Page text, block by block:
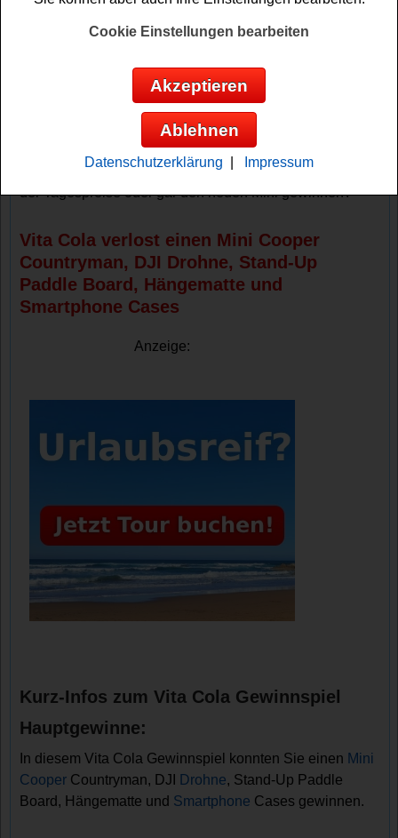
auf vitacola-sommer.de einen Code eingeben. Die
Codes finden Sie in den Deckeln der teilnehmenden und
gekennzeichneten Aktionsflaschen Vita Cola Original,
Pur und Zuckerfrei, Vita Orange, Exotic, Caribic und
Brazil. Dann müssen Sie auf vitacola-sommer.de nur
noch fix Ihren Code eingeben und schon sind Sie mit
dabei. Vielleicht haben Sie ja Glück und können einen
der Tagespreise oder gar den neuen Mini gewinnen?
Vita Cola verlost einen Mini Cooper
Countryman, DJI Drohne, Stand-Up
Paddle Board, Hängematte und
Smartphone Cases
Anzeige:
Kurz-Infos zum Vita Cola Gewinnspiel
Hauptgewinne:
In diesem Vita Cola Gewinnspiel konnten Sie einen Mini
Cooper Countryman, DJI Drohne, Stand-Up Paddle
Board, Hängematte und Smartphone Cases gewinnen.
Cookie Einstellungen bearbeiten
Akzeptieren
Ablehnen
Datenschutzerklärung Impressum